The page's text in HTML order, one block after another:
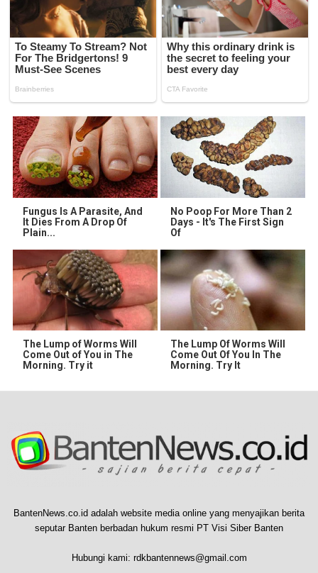
Fungus Is A Parasite, And
It Dies From A Drop Of
Plain...
No Poop For More Than 2
Days - It's The First Sign
Of
The Lump of Worms Will
Come Out of You in The
Morning. Try it
The Lump Of Worms Will
Come Out Of You In The
Morning. Try It
BantenNews.co.id adalah website media online yang menyajikan berita
seputar Banten berbadan hukum resmi PT Visi Siber Banten
Hubungi kami: rdkbantennews@gmail.com